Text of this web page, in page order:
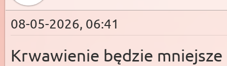
08-05-2026, 06:41
Krwawienie będzie